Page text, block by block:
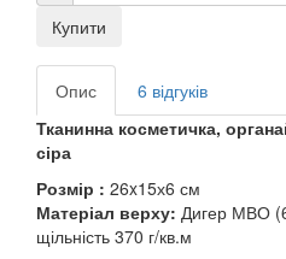
Купити
Опис
6 відгуків
Тканинна косметичка,
сіра
Розмір : 26x15х6 см
Матеріал верху: Дигер МВО
щільність 370 г/кв.м